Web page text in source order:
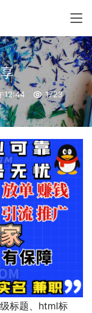
12:44 1723
标题、html标